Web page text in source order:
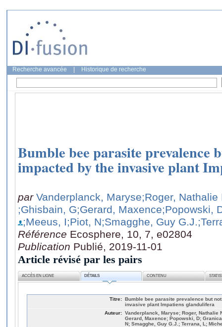
Recherche avancée Historique de recherche
Bumble bee parasite prevalence
impacted by the invasive plant
par Vanderplanck, Maryse;Roger, Nathalie
;Ghisbain, G;Gerard, Maxence;Popowski,
;Meeus, I;Piot, N;Smagghe, Guy G.J.
Référence Ecosphere, 10, 7, e02804
Publication Publié, 2019-11-01
Article révisé par les pairs
ACCÈS EN LIGNE DÉTAILS CONTENU
Titre: Bumble bee parasite prevalence but
invasive plant Impatiens glandulifera
Auteur: Vanderplanck, Maryse; Roger, Nathalie
Gerard, Maxence; Popowski, D;
N; Smagghe, Guy G.J.; Terrana, L;